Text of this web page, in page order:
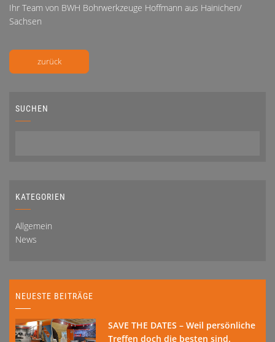
Ihr Team von BWH Bohrwerkzeuge Hoffmann aus Hainichen/
Sachsen
zurück
SUCHEN
KATEGORIEN
Allgemein
News
NEUESTE BEITRÄGE
SAVE THE DATES – Weil persönliche
Treffen doch die besten sind.